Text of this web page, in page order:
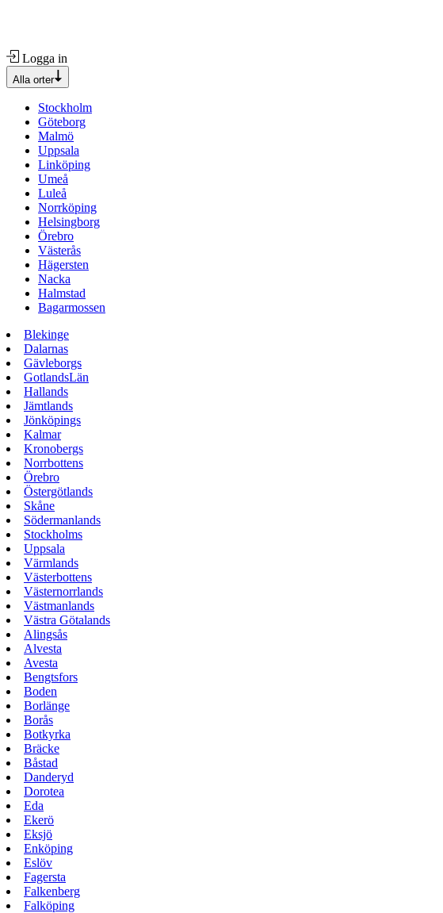
Logga in
Alla orter
Stockholm
Göteborg
Malmö
Uppsala
Linköping
Umeå
Luleå
Norrköping
Helsingborg
Örebro
Västerås
Hägersten
Nacka
Halmstad
Bagarmossen
Blekinge
Dalarnas
Gävleborgs
GotlandsLän
Hallands
Jämtlands
Jönköpings
Kalmar
Kronobergs
Norrbottens
Örebro
Östergötlands
Skåne
Södermanlands
Stockholms
Uppsala
Värmlands
Västerbottens
Västernorrlands
Västmanlands
Västra Götalands
Alingsås
Alvesta
Avesta
Bengtsfors
Boden
Borlänge
Borås
Botkyrka
Bräcke
Båstad
Danderyd
Dorotea
Eda
Ekerö
Eksjö
Enköping
Eslöv
Fagersta
Falkenberg
Falköping